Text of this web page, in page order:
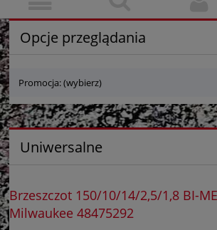
Opcje przeglądania
Promocja: (wybierz)
Uniwersalne
Brzeszczot 150/10/14/2,5/1,8 BI-
Milwaukee 48475292